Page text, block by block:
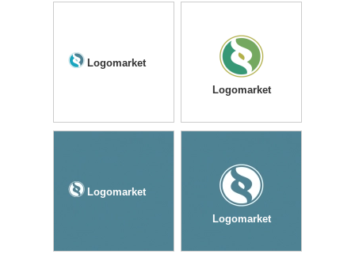
Logomarket
Logomarket
Logomarket
Logomarket